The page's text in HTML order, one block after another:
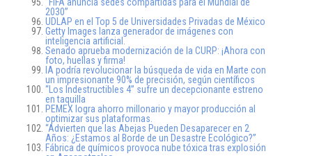
2030”
UDLAP en el Top 5 de Universidades Privadas de México
Getty Images lanza generador de imágenes con
inteligencia artificial.
Senado aprueba modernización de la CURP: ¡Ahora con
foto, huellas y firma!
IA podría revolucionar la búsqueda de vida en Marte con
un impresionante 90% de precisión, según científicos
“Los Indestructibles 4” sufre un decepcionante estreno
en taquilla
PEMEX logra ahorro millonario y mayor producción al
optimizar sus plataformas.
“Advierten que las Abejas Pueden Desaparecer en 2
Años: ¿Estamos al Borde de un Desastre Ecológico?”
Fábrica de químicos provoca nube tóxica tras explosión